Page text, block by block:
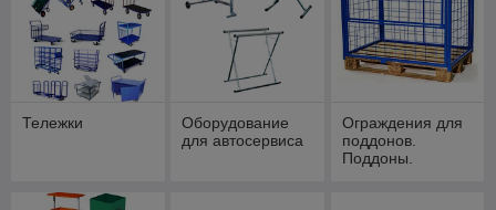
Тележки
Оборудование
для автосервиса
Ограждения для
поддонов.
Поддоны.